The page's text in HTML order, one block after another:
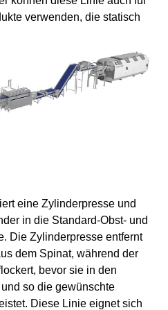
verwenden, die statisch
eine Zylinderpresse und
in die Standard-Obst- und
Die Zylinderpresse entfernt
dem Spinat, während der
bevor sie in den
so die gewünschte
Diese Linie eignet sich